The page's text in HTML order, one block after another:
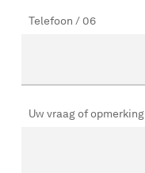
Telefoon / 06
Uw vraag of opmerking